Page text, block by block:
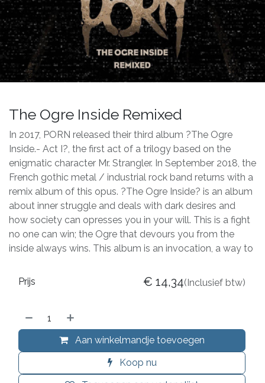
The Ogre Inside Remixed
In 2017, PORN released their third album ?The Ogre
Inside.- Act I?, the first act of a trilogy based on the
enigmatic character Mr. Strangler. In September 2018, the
French gothic metal / industrial rock band returns with a
remix album of this opus. ?The Ogre Inside? is an album
about inner struggle and deals with dark desires and
how society can opresses you in your will. This is a fight
no one can win; the Ogre that devours you from the
inside always wins. This album is an invocation, a way to
Aan winkelmandje toevoegen
Koop nu
Prijs € 14,34(Inclusief btw)